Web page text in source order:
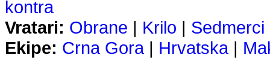
kontra
Vratari: Obrane | Krilo | Sedmerci
Ekipe: Crna Gora| Hrvatska|